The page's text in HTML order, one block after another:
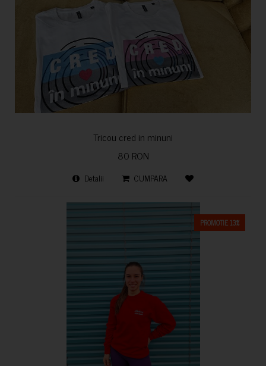
Tricou cred in minuni
80 RON
Detalii CUMPARA
PROMOTIE 13%